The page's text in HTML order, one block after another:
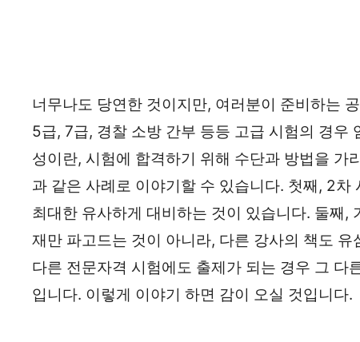
너무나도 당연한 것이지만, 여러분이 준비하는
5급, 7급, 경찰 소방 간부 등등 고급 시험의 경우
성이란, 시험에 합격하기 위해 수단과 방법을 가
과 같은 사례로 이야기할 수 있습니다. 첫째, 2
최대한 유사하게 대비하는 것이 있습니다. 둘째,
재만 파고드는 것이 아니라, 다른 강사의 책도
다른 전문자격 시험에도 출제가 되는 경우 그 다
입니다. 이렇게 이야기 하면 감이 오실 것입니다.